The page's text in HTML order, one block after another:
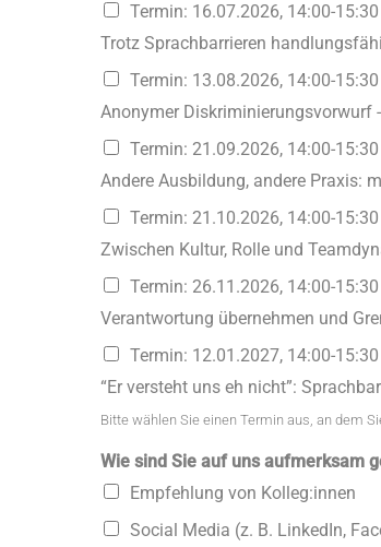
Termin: 16.07.2026, 14:00-
Trotz Sprachbarrieren
Termin: 13.08.2026, 14:00-
Anonymer Diskriminierungsvorwurf
Termin: 21.09.2026, 14:00-
Andere Ausbildung, andere Praxis:
Termin: 21.10.2026, 14:00-
Zwischen Kultur, Rolle und
Termin: 26.11.2026, 14:00-
Verantwortung übernehmen und
Termin: 12.01.2027, 14:00-
“Er versteht uns eh nicht”:
Bitte wählen Sie einen Termin aus, an dem
Wie sind Sie auf uns aufmerksam
Empfehlung von Kolleg:innen
Social Media (z. B. LinkedIn,